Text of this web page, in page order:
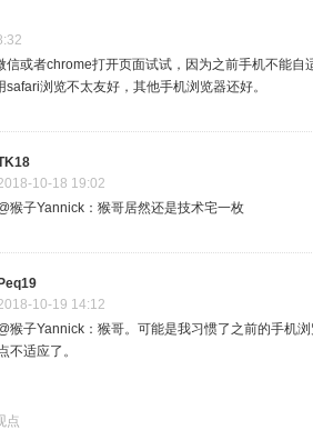
信或者chrome打开页面试试，因为之前手机不能自
safari浏览不太友好，其他手机浏览器还好。
10-18 19:02
猴子Yannick：猴哥居然还是技术宅一枚
Peq19
10-19 14:12
猴子Yannick：猴哥。可能是我习惯了之前的手机
不适应了。
点